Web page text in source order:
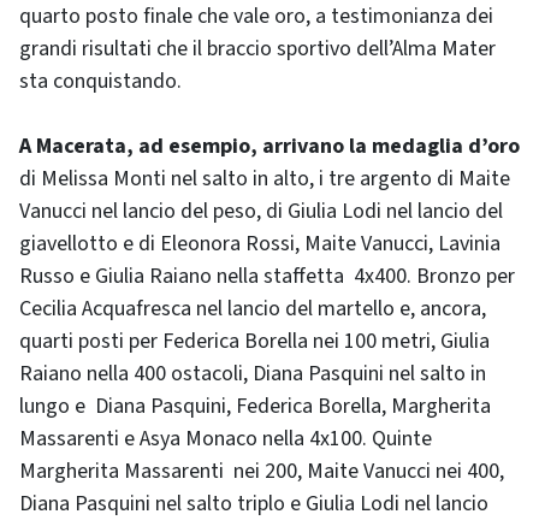
quarto posto finale che vale oro, a testimonianza dei
grandi risultati che il braccio sportivo dell’Alma Mater
sta conquistando.
A Macerata, ad esempio, arrivano la medaglia d’oro
di Melissa Monti nel salto in alto, i tre argento di Maite
Vanucci nel lancio del peso, di Giulia Lodi nel lancio del
giavellotto e di Eleonora Rossi, Maite Vanucci, Lavinia
Russo e Giulia Raiano nella staffetta 4x400. Bronzo per
Cecilia Acquafresca nel lancio del martello e, ancora,
quarti posti per Federica Borella nei 100 metri, Giulia
Raiano nella 400 ostacoli, Diana Pasquini nel salto in
lungo e Diana Pasquini, Federica Borella, Margherita
Massarenti e Asya Monaco nella 4x100. Quinte
Margherita Massarenti nei 200, Maite Vanucci nei 400,
Diana Pasquini nel salto triplo e Giulia Lodi nel lancio